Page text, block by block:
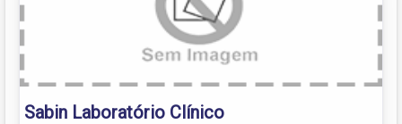
Sabin Laboratório Clínico